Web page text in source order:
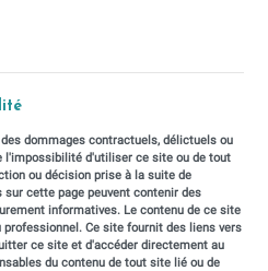
dommages contractuels, délictuels ou
l'impossibilité d'utiliser ce site ou de tout
ou décision prise à la suite de
cette page peuvent contenir des
informatives. Le contenu de ce site
Ce site fournit des liens vers
ce site et d'accéder directement au
du contenu de tout site lié ou de